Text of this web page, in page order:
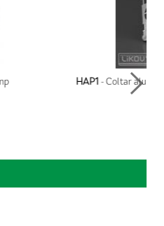
cu plasa fibra sticla 2,5m/buc